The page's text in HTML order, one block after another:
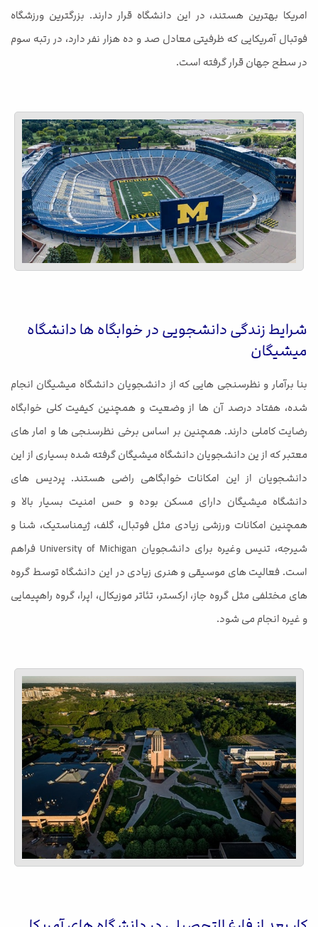
امریکا بهترین هستند، در این دانشگاه قرار دارند. بزرگترین ورزشگاه
فوتبال آمریکایی که ظرفیتی معادل صد و ده هزار نفر دارد، در رتبه سوم
در سطح جهان قرار گرفته است.
شرایط زندگی دانشجویی در خوابگاه ها دانشگاه
میشیگان
بنا برآمار و نظرسنجی هایی که از دانشجویان دانشگاه میشیگان انجام
شده، هفتاد درصد آن ها از وضعیت و همچنین کیفیت کلی خوابگاه
رضایت کاملی دارند. همچنین بر اساس برخی نظرسنجی ها و امار های
معتبر که از ین دانشجویان دانشگاه میشیگان گرفته شده بسیاری از این
دانشجویان از این امکانات خوابگاهی راضی هستند. پردیس های
دانشگاه میشیگان دارای مسکن بوده و حس امنیت بسیار بالا و
همچنین امکانات ورزشی زیادی مثل فوتبال، گلف، ژیمناستیک، شنا و
شیرجه، تنیس وغیره برای دانشجویان University of Michigan فراهم
است. فعالیت های موسیقی و هنری زیادی در این دانشگاه توسط گروه
های مختلفی مثل گروه جاز، ارکستر، تئاتر موزیکال، اپرا، گروه راهپیمایی
و غیره انجام می شود.